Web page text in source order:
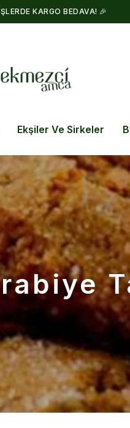
KARGO BEDAVA! 🎉
Ekşiler Ve Sirkeler